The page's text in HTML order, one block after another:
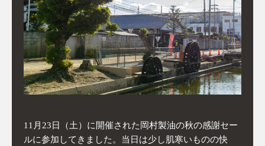
11月23日（土）に開催された岡村製油の秋の感謝セー
ルに参加してきました。当日は少し肌寒いものの快